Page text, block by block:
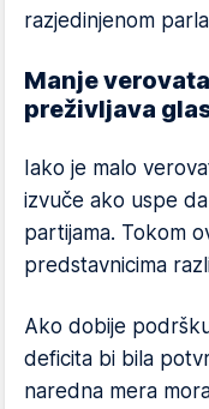
razjedinjenom
Manje
preživljava
Iako je malo
izvuče ako uspe
partijama. Tokom
predstavnicima
Ako dobije
deficita bi bila
naredna mera